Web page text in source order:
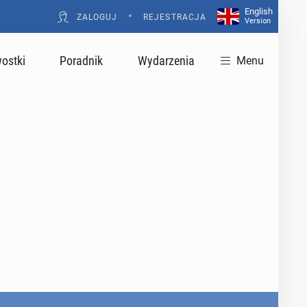
ZALOGUJ • REJESTRACJA
English
Version
Poradnik Wydarzenia Menu